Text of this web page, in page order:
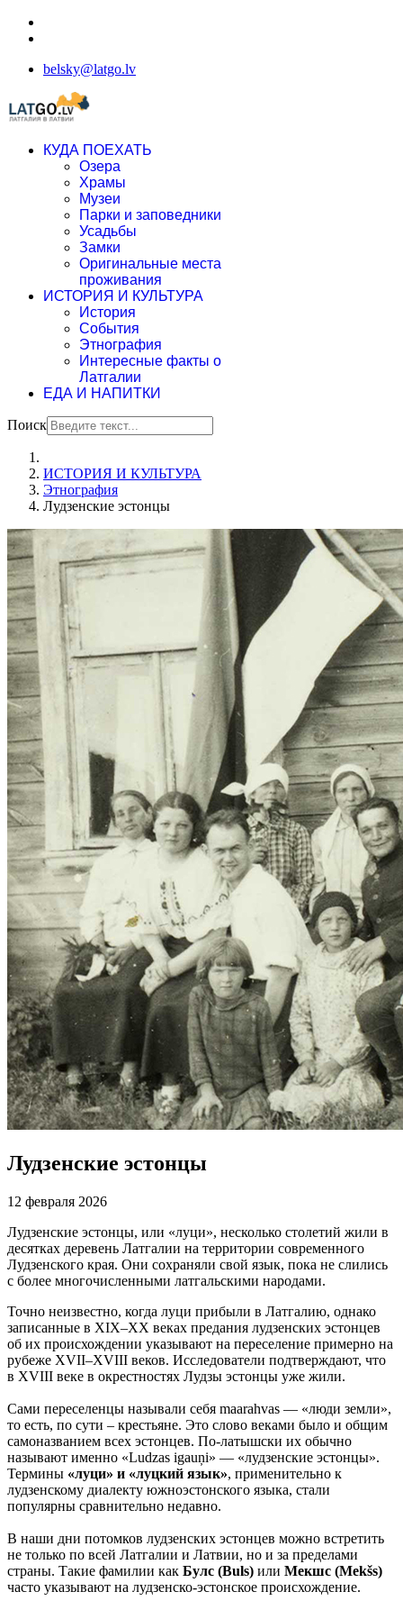
belsky@latgo.lv
КУДА ПОЕХАТЬ
Озера
Храмы
Музеи
Парки и заповедники
Усадьбы
Замки
Оригинальные места
проживания
ИСТОРИЯ И КУЛЬТУРА
История
События
Этнография
Интересные факты о
Латгалии
ЕДА И НАПИТКИ
Поиск
ИСТОРИЯ И КУЛЬТУРА
Этнография
Лудзенские эстонцы
Лудзенские эстонцы
12 февраля 2026
Лудзенские эстонцы, или «луци», несколько столетий жили в
десятках деревень Латгалии на территории современного
Лудзенского края. Они сохраняли свой язык, пока не слились
с более многочисленными латгальскими народами.
Точно неизвестно, когда луци прибыли в Латгалию, однако
записанные в XIX–XX веках предания лудзенских эстонцев
об их происхождении указывают на переселение примерно на
рубеже XVII–XVIII веков. Исследователи подтверждают, что
в XVIII веке в окрестностях Лудзы эстонцы уже жили.
Сами переселенцы называли себя maarahvas — «люди земли»,
то есть, по сути – крестьяне. Это слово веками было и общим
самоназванием всех эстонцев. По-латышски их обычно
называют именно «Ludzas igauņi» — «лудзенские эстонцы».
Термины «луци» и «луцкий язык», применительно к
лудзенскому диалекту южноэстонского языка, стали
популярны сравнительно недавно.
В наши дни потомков лудзенских эстонцев можно встретить
не только по всей Латгалии и Латвии, но и за пределами
страны. Такие фамилии как Булс (Buls) или Мекшс (Mekšs)
часто указывают на лудзенско-эстонское происхождение.